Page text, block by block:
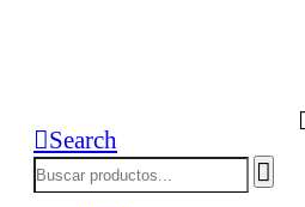
Search